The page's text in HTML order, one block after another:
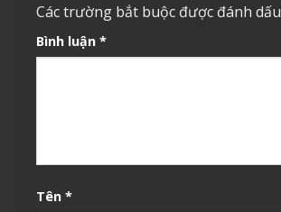
Các trường bắt buộc được đánh dấu
Bình luận *
Tên *